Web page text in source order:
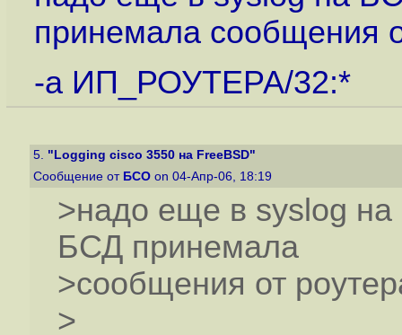
принемала сообщения
-a ИП_РОУТЕРА/32:*
5. "Logging cisco 3550 на FreeBSD"
Сообщение от БСО on 04-Апр-06, 18:19
>надо еще в syslog на
БСД принемала
>сообщения от
>